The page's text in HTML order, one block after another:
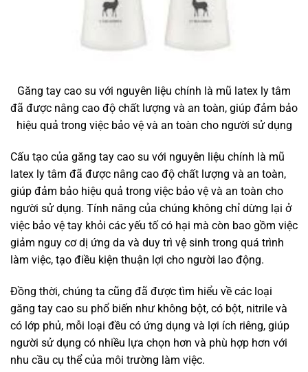
Găng tay cao su với nguyên liệu chính là mũ latex ly tâm
đã được nâng cao độ chất lượng và an toàn, giúp đảm bảo
hiệu quả trong việc bảo vệ và an toàn cho người sử dụng
Cấu tạo của găng tay cao su với nguyên liệu chính là mũ
latex ly tâm đã được nâng cao độ chất lượng và an toàn,
giúp đảm bảo hiệu quả trong việc bảo vệ và an toàn cho
người sử dụng. Tính năng của chúng không chỉ dừng lại ở
việc bảo vệ tay khỏi các yếu tố có hại mà còn bao gồm việc
giảm nguy cơ dị ứng da và duy trì vệ sinh trong quá trình
làm việc, tạo điều kiện thuận lợi cho người lao động.
Đồng thời, chúng ta cũng đã được tìm hiểu về các loại
găng tay cao su phổ biến như không bột, có bột, nitrile và
có lớp phủ, mỗi loại đều có ứng dụng và lợi ích riêng, giúp
người sử dụng có nhiều lựa chọn hơn và phù hợp hơn với
nhu cầu cụ thể của môi trường làm việc.